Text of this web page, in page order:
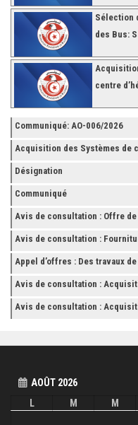
Sélection
des Bus:
centre
Communiqué: AO-006/2026
Acquisition des Systèmes de
Désignation
Communiqué
Avis de consultation : Offre
et finition de RAYONNAGES
Avis de consultation :
Appel d’offres : Des travaux
des grès
Avis de consultation :
Accessoires
Avis de consultation :
AOÛT 2026
L
M M